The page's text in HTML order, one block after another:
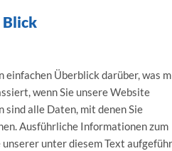
Blick
einfachen Überblick darüber, was
wenn Sie unsere Website
sind alle Daten, mit denen Sie
Ausführliche Informationen zum
unter diesem Text